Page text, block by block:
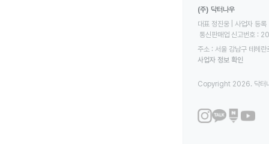
(주) 닥터나우
대표 정진웅 | 사업자
통신판매업 신고번호
주소 : 서울 강남구 테헤
사업자 정보 확인
Copyright 2026. 닥터